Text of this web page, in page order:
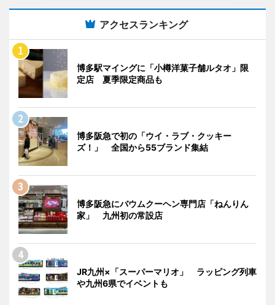
アクセスランキング
博多駅マイングに「小樽洋菓子舗ルタオ」限
定店 夏季限定商品も
博多阪急で初の「ウイ・ラブ・クッキー
ズ！」 全国から55ブランド集結
博多阪急にバウムクーヘン専門店「ねんりん
家」 九州初の常設店
JR九州×「スーパーマリオ」 ラッピング列車
や九州6県でイベントも